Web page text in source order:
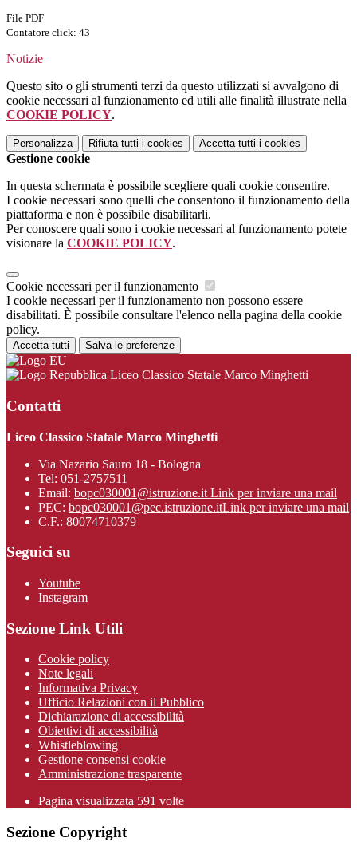
File PDF
Contatore click: 43
Notizie
Questo sito o gli strumenti terzi da questo utilizzati si avvalgono di
cookie necessari al funzionamento ed utili alle finalità illustrate nella
COOKIE POLICY.
Personalizza Rifiuta tutti i cookies Accetta tutti i cookies
Gestione cookie
In questa schermata è possibile scegliere quali cookie consentire.
I cookie necessari sono quelli che consentono il funzionamento della
piattaforma e non è possibile disabilitarli.
Per conoscere quali sono i cookie necessari al funzionamento potete
visionare la COOKIE POLICY.
Cookie necessari per il funzionamento
I cookie necessari per il funzionamento non possono essere
disabilitati. È possibile consultare l'elenco nella pagina della cookie
policy.
Accetta tutti Salva le preferenze
Liceo Classico Statale Marco Minghetti
Contatti
Liceo Classico Statale Marco Minghetti
Via Nazario Sauro 18 - Bologna
Tel: 051-2757511
Email: bopc030001@istruzione.it Link per inviare una mail
PEC: bopc030001@pec.istruzione.itLink per inviare una mail
C.F.: 80074710379
Seguici su
Youtube
Instagram
Sezione Link Utili
Cookie policy
Note legali
Informativa Privacy
Ufficio Relazioni con il Pubblico
Dichiarazione di accessibilità
Obiettivi di accessibilità
Whistleblowing
Gestione consensi cookie
Amministrazione trasparente
Pagina visualizzata 591 volte
Sezione Copyright